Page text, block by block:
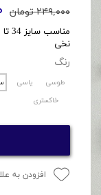
۲۴۹,۰۰۰ تومان
مناسب سایز 34 تا 38
نخی
رنگ
طوسی یاسی
خاکستری
افزودن به